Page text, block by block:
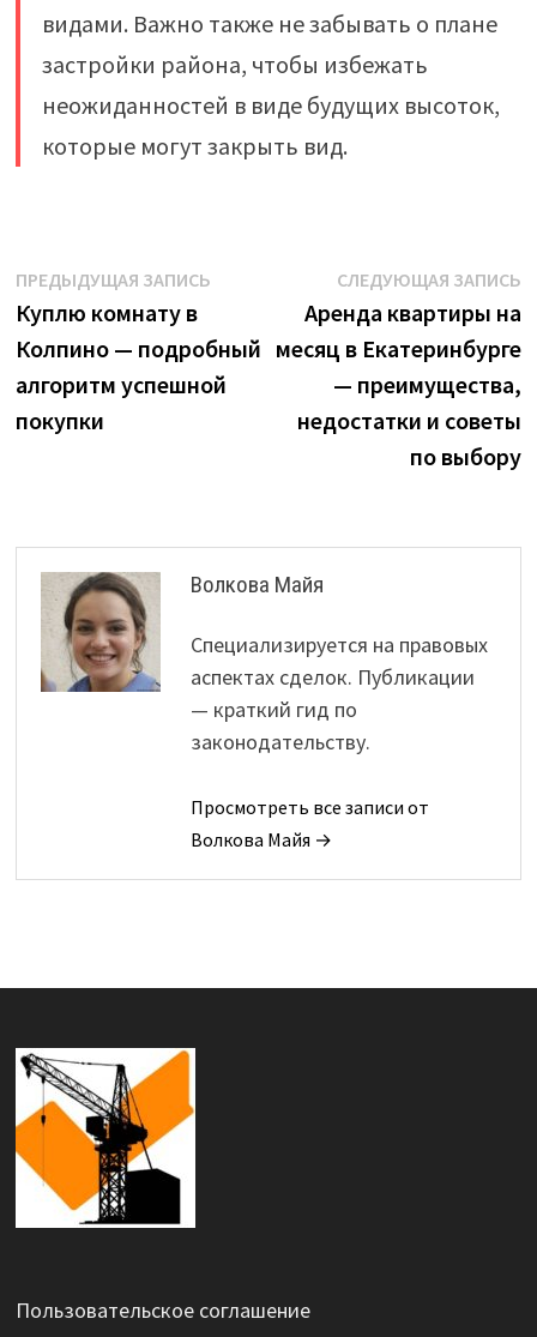
видами. Важно также не забывать о плане
застройки района, чтобы избежать
неожиданностей в виде будущих высоток,
которые могут закрыть вид.
Навигация
по
записям
ПРЕДЫДУЩАЯ ЗАПИСЬПредыдущая
Куплю комнату в
Колпино — подробный
алгоритм успешной
покупки
СЛЕДУЮЩАЯ ЗАПИСЬ
Аренда квартиры на
месяц в Екатеринбурге
— преимущества,
недостатки и советы
по выбору
Волкова Майя
Специализируется на правовых
аспектах сделок. Публикации
— краткий гид по
законодательству.
Просмотреть все записи от
Волкова Майя →
Пользовательское соглашение